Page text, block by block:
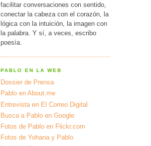
facilitar conversaciones con sentido,
conectar la cabeza con el corazón, la
lógica con la intuición, la imagen con
la palabra. Y sí, a veces, escribo
poesía.
PABLO EN LA WEB
Dossier de Prensa
Pablo en About.me
Entrevista en El Correo Digital
Busca a Pablo en Google
Fotos de Pablo en Flickr.com
Fotos de Yohana y Pablo